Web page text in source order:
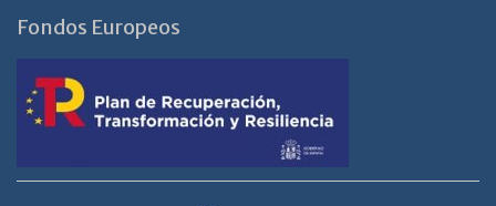
Fondos Europeos